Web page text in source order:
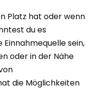
Platz hat oder wenn
du es
sein,
oder in der Nähe
die Möglichkeiten